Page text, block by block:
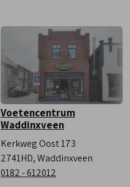
9:00 - 17:00
Voetencentrum
Waddinxveen
Kerkweg Oost 173
2741HD, Waddinxveen
0182 - 612012